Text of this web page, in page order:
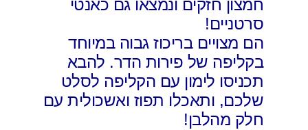
חמצון חזקים ונמצאו גם כאנטי
סרטניים!
הם מצויים בריכוז גבוה במיוחד
בקליפה של פירות הדר. להבא
תכניסו לימון עם הקליפה לסלט
שלכם, ותאכלו תפוז ואשכולית עם
חלק מהלבן!